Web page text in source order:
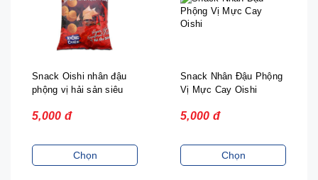
Snack Oishi nhân đậu
phộng vị hải sản siêu
5,000 đ
Chọn
Snack Nhân Đậu Phộng
Vị Mực Cay Oishi
5,000 đ
Chọn